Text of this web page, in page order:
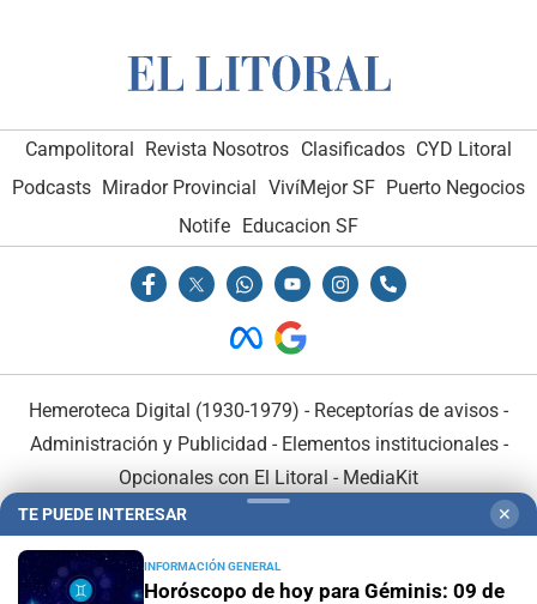
Campolitoral Revista Nosotros Clasificados CYD Litoral
Podcasts Mirador Provincial VivíMejor SF Puerto Negocios
Notife Educacion SF
Hemeroteca Digital (1930-1979) - Receptorías de avisos -
Administración y Publicidad - Elementos institucionales-
Opcionales con El Litoral - MediaKit
TE PUEDE INTERESAR ✕
INFORMACIÓN GENERAL
Horóscopo de hoy para Géminis: 09 de